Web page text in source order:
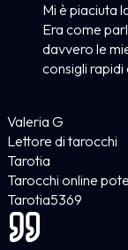
Mi è piaciuta
Era come
davvero le
consigli rapidi
Valeria G
Lettore di tarocchi
Tarotia
Tarocchi online
Tarotia5369